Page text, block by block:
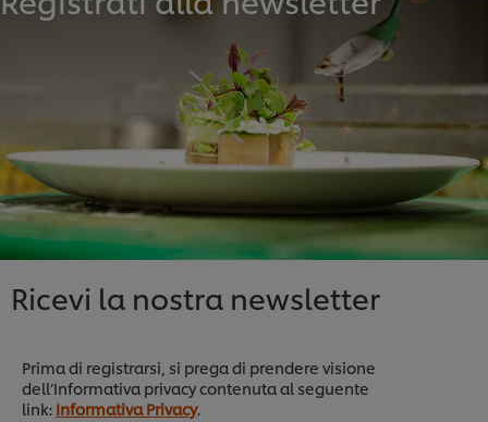
Ricevi la nostra newsletter
Prima di registrarsi, si prega di prendere visione
dell’Informativa privacy contenuta al seguente
link: Informativa Privacy.